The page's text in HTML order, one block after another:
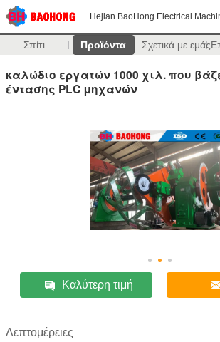
Hejian BaoHong Electrical
Σπίτι Προϊόντα Σχετικά με εμάς
καλώδιο εργατών 1000 χιλ. που
έντασης PLC μηχανών
Καλύτερη τιμή
Λεπτομέρειες